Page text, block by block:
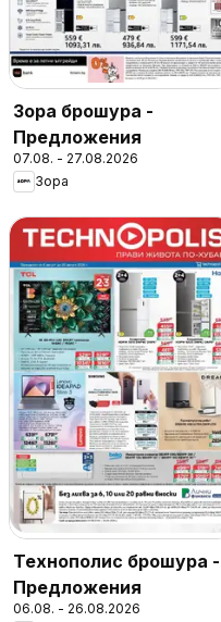
Зора брошура -
Предложения
07.08. - 27.08.2026
Зора
Технополис брошура -
Предложения
06.08. - 26.08.2026